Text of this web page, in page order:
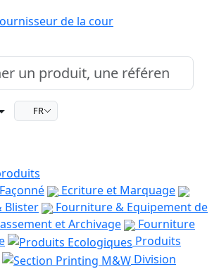
FR
Ecriture et Marquage
Blister
Fourniture & Equipement de
et Archivage
Fourniture
Produits
Division